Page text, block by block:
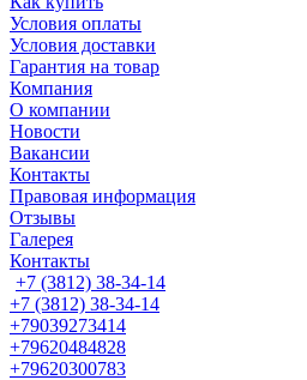
Условия оплаты
Условия доставки
Гарантия на товар
Компания
О компании
Новости
Вакансии
Контакты
Правовая информация
Отзывы
Галерея
Контакты
+7 (3812) 38-34-14
+7 (3812) 38-34-14
+79039273414
+79620484828
+79620300783